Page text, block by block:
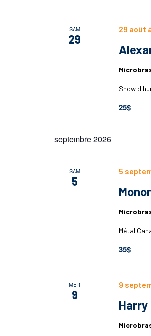
SAM
29
29 août
Show
25$
septembre 2026
SAM
5
5
Métal
35$
MER
9
Harry
9